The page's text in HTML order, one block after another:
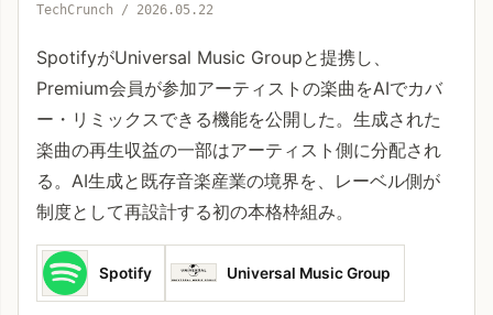
TechCrunch / 2026.05.22
SpotifyがUniversal Music Groupと提携し、
Premium会員が参加アーティストの楽曲をAIでカバ
ー・リミックスできる機能を公開した。生成された
楽曲の再生収益の一部はアーティスト側に分配され
る。AI生成と既存音楽産業の境界を、レーベル側が
制度として再設計する初の本格枠組み。
Spotify Universal Music Group